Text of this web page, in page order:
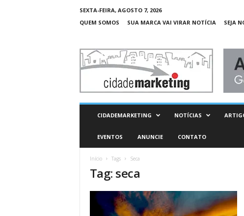
SEXTA-FEIRA, AGOSTO 7, 2026
QUEM SOMOS
SUA MARCA VAI VIRAR NOTÍCIA SEJA
C
d
CIDADEMARKETING NOTÍCIAS
EVENTOS ANUNCIE CONTATO
Início Tags Seca
Tag: seca